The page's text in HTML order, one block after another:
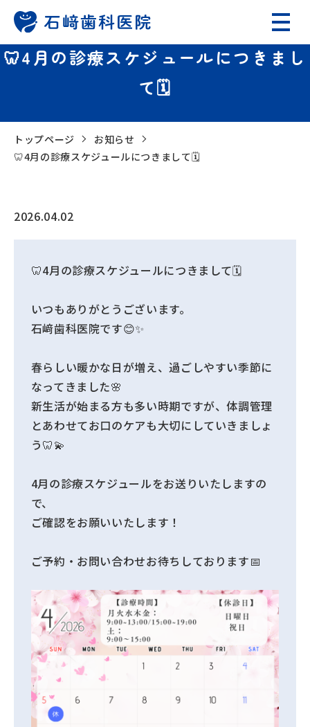
🦷4月の診療スケジュールにつきまし
て🗓️
トップページ
お知らせ
🦷4月の診療スケジュールにつきまして🗓️
2026.04.02
🦷4月の診療スケジュールにつきまして🗓️
いつもありがとうございます。
石﨑歯科医院です😊✨
春らしい暖かな日が増え、過ごしやすい季節に
なってきました🌸
新生活が始まる方も多い時期ですが、体調管理
とあわせてお口のケアも大切にしていきましょ
う🦷💫
4月の診療スケジュールをお送りいたしますの
で、
ご確認をお願いいたします！
ご予約・お問い合わせお待ちしております📅